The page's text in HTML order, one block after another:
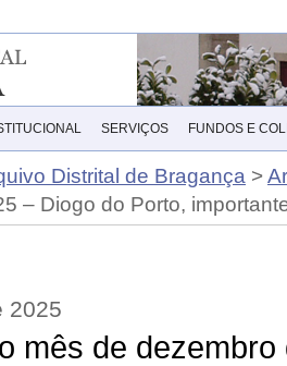
SERVIÇOS FUNDOS E
Distrital de Bragança >
– Diogo do Porto,
2025
mês de